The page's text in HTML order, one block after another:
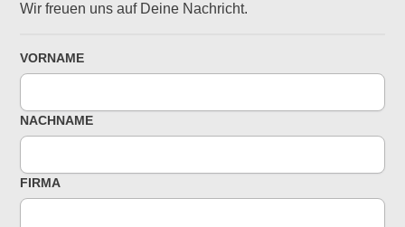
Wir freuen uns auf Deine Nachricht.
VORNAME
NACHNAME
FIRMA